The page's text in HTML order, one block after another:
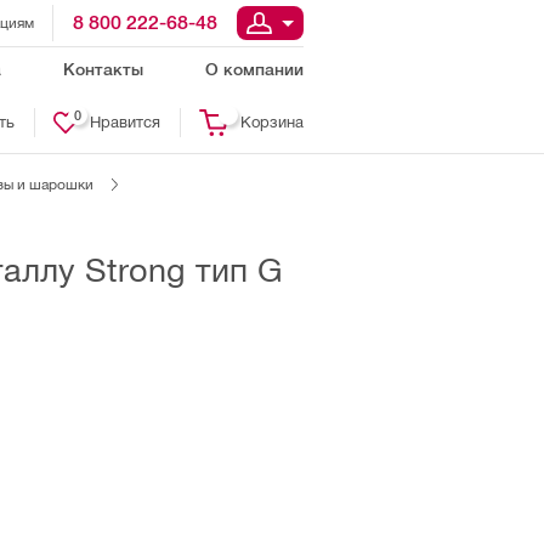
8 800 222-68-48
Контакты О компании
Нравится
0 Корзина
и шарошки
Strong тип G